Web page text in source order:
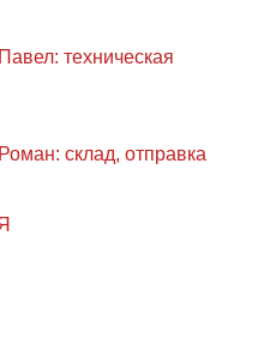
техническая
склад, отправка